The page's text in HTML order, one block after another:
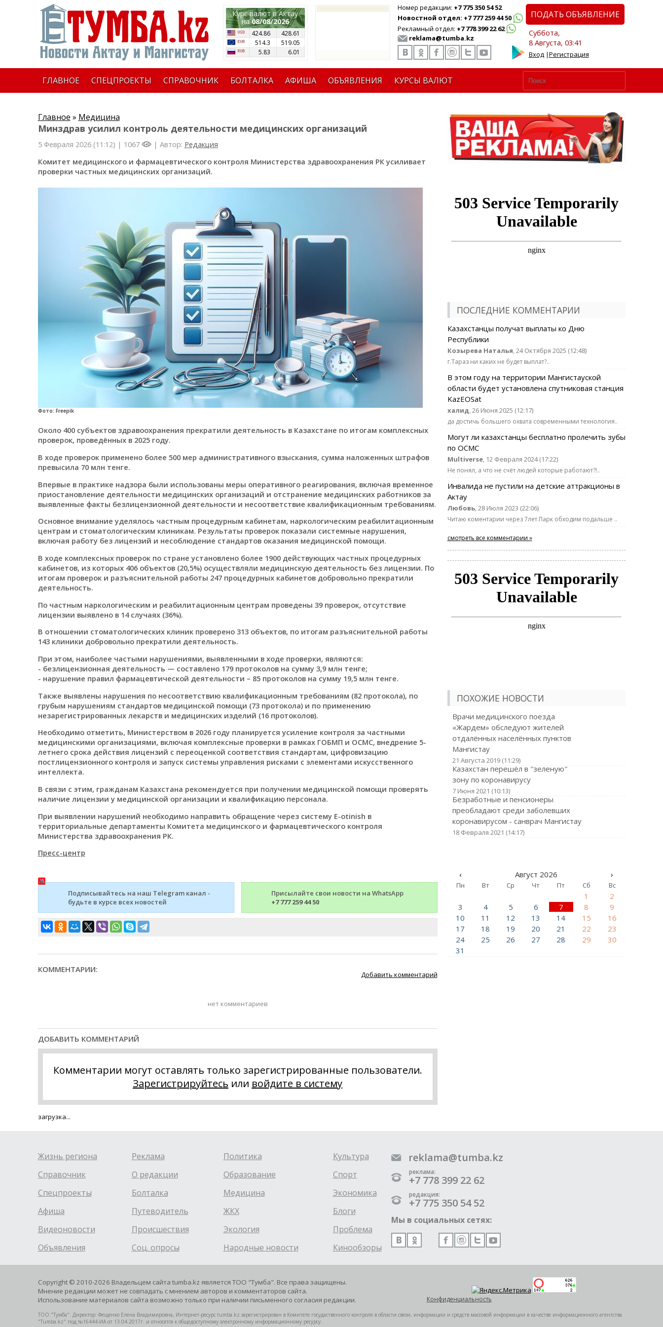
Курс валют в Актау
на08/08/2026
424.86
428.61
514.3
519.05
5.83
6.01
Номер редакции: +7 775 350 54 52
Новостной отдел: +7 777 259 44 50
Рекламный отдел: +7 778 399 22 62
reklama@tumba.kz
ПОДАТЬ ОБЪЯВЛЕНИЕ
Суббота,
8 Августа, 03:41
Вход|Регистрация
ГЛАВНОЕ СПЕЦПРОЕКТЫ СПРАВОЧНИК БОЛТАЛКА АФИША ОБЪЯВЛЕНИЯ КУРСЫ ВАЛЮТ
Главное » Медицина
Минздрав усилил контроль деятельности медицинских организаций
5 Февраля 2026 (11:12) | 1067 | Автор: Редакция
Комитет медицинского и фармацевтического контроля Министерства здравоохранения РК усиливает
проверки частных медицинских организаций.
Фото: Freepik
Около 400 субъектов здравоохранения прекратили деятельность в Казахстане по итогам комплексных
проверок, проведённых в 2025 году.
В ходе проверок применено более 500 мер административного взыскания, сумма наложенных штрафов
превысила 70 млн тенге.
Впервые в практике надзора были использованы меры оперативного реагирования, включая временное
приостановление деятельности медицинских организаций и отстранение медицинских работников за
выявленные факты безлицензионной деятельности и несоответствие квалификационным требованиям.
Основное внимание уделялось частным процедурным кабинетам, наркологическим реабилитационным
центрам и стоматологическим клиникам. Результаты проверок показали системные нарушения,
включая работу без лицензий и несоблюдение стандартов оказания медицинской помощи.
В ходе комплексных проверок по стране установлено более 1900 действующих частных процедурных
кабинетов, из которых 406 объектов (20,5%) осуществляли медицинскую деятельность без лицензии. По
итогам проверок и разъяснительной работы 247 процедурных кабинетов добровольно прекратили
деятельность.
По частным наркологическим и реабилитационным центрам проведены 39 проверок, отсутствие
лицензии выявлено в 14 случаях (36%).
В отношении стоматологических клиник проверено 313 объектов, по итогам разъяснительной работы
143 клиники добровольно прекратили деятельность.
При этом, наиболее частыми нарушениями, выявленными в ходе проверки, являются:
- безлицензионная деятельность — составлено 179 протоколов на сумму 3,9 млн тенге;
- нарушение правил фармацевтической деятельности – 85 протоколов на сумму 19,5 млн тенге.
Также выявлены нарушения по несоответствию квалификационным требованиям (82 протокола), по
грубым нарушениям стандартов медицинской помощи (73 протокола) и по применению
незарегистрированных лекарств и медицинских изделий (16 протоколов).
Необходимо отметить, Министерством в 2026 году планируется усиление контроля за частными
медицинскими организациями, включая комплексные проверки в рамках ГОБМП и ОСМС, внедрение 5-
летнего срока действия лицензий с переоценкой соответствия стандартам, цифровизацию
постлицензионного контроля и запуск системы управления рисками с элементами искусственного
интеллекта.
В связи с этим, гражданам Казахстана рекомендуется при получении медицинской помощи проверять
наличие лицензии у медицинской организации и квалификацию персонала.
При выявлении нарушений необходимо направить обращение через систему E-otinish в
территориальные департаменты Комитета медицинского и фармацевтического контроля
Министерства здравоохранения РК.
Пресс-центр
Подписывайтесь на наш Telegram канал -
будьте в курсе всех новостей
Присылайте свои новости на WhatsApp
+7 777 259 44 50
КОММЕНТАРИИ:
Добавить комментарий
нет комментариев
ДОБАВИТЬ КОММЕНТАРИЙ
Комментарии могут оставлять только зарегистрированные пользователи.
Зарегистрируйтесь или войдите в систему
загрузка...
ПОСЛЕДНИЕ КОММЕНТАРИИ
Казахстанцы получат выплаты ко Дню
Республики
Козырева Наталья, 24 Октября 2025 (12:48)
г.Тараз ни каких не будет выплат?..
В этом году на территории Мангистауской
области будет установлена спутниковая станция
KazEOSat
халид, 26 Июня 2025 (12:17)
да достичь большего охвата современными технология..
Могут ли казахстанцы бесплатно пролечить зубы
по ОСМС
Multiverse, 12 Февраля 2024 (17:22)
Не понял, а что не счёт людей которые работают?!..
Инвалида не пустили на детские аттракционы в
Актау
Любовь, 28 Июля 2023 (22:06)
Читаю коментарии через 7лет.Парк обходим подальше ..
смотреть все комментарии »
ПОХОЖИЕ НОВОСТИ
Врачи медицинского поезда
«Жардем» обследуют жителей
отдалённых населённых пунктов
Мангистау
21 Августа 2019 (11:29)
Казахстан перешёл в ″зеленую″
зону по коронавирусу
7 Июня 2021 (10:13)
Безработные и пенсионеры
преобладают среди заболевших
коронавирусом - санврач Мангистау
18 Февраля 2021 (14:17)
‹ Август 2026 ›
Пн Вт Ср Чт Пт Сб Вс
1
2
3
4 5 6 7 8
9
10
11 12 13 14 15
16
17
18 19 20 21 22
23
24
25 26 27 28 29
30
31
Жизнь региона
Справочник
Спецпроекты
Афиша
Видеоновости
Объявления
Реклама
О редакции
Болталка
Путеводитель
Происшествия
Соц. опросы
Политика
Образование
Медицина
ЖКХ
Экология
Народные новости
Культура
Спорт
Экономика
Блоги
Проблема
Кинообзоры
reklama@tumba.kz
реклама:
+7 778 399 22 62
редакция:
+7 775 350 54 52
Мы в социальных сетях:
Copyright © 2010-2026 Владельцем сайта tumba.kz является ТОО "Тумба". Все права защищены.
Мнение редакции может не совпадать с мнением авторов и комментаторов сайта.
Использование материалов сайта возможно только при наличии письменного согласия редакции.
Конфиденциальность
ТОО "Тумба". Директор: Фещенко Елена Владимировна, Интернет-ресурс tumba.kz зарегистрирован в Комитете госудаственного контроля в области связи, информации и средств массовой информации в качестве информационного агентства
"Tumba.kz" под №16444-ИА от 13.04.2017г. и относятся к общедоступному электронному информационному ресурсу.